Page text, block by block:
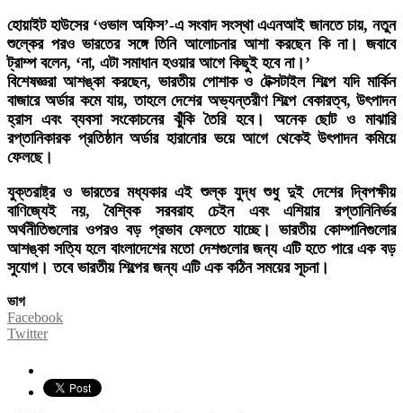
হোয়াইট হাউসের ‘ওভাল অফিস’-এ সংবাদ সংস্থা এএনআই জানতে চায়, নতুন
শুল্কের পরও ভারতের সঙ্গে তিনি আলোচনার আশা করছেন কি না। জবাবে
ট্রাম্প বলেন, ‘না, এটা সমাধান হওয়ার আগে কিছুই হবে না।’
বিশেষজ্ঞরা আশঙ্কা করছেন, ভারতীয় পোশাক ও টেক্সটাইল শিল্পে যদি মার্কিন
বাজারে অর্ডার কমে যায়, তাহলে দেশের অভ্যন্তরীণ শিল্পে বেকারত্ব, উৎপাদন
হ্রাস এবং ব্যবসা সংকোচনের ঝুঁকি তৈরি হবে। অনেক ছোট ও মাঝারি
রপ্তানিকারক প্রতিষ্ঠান অর্ডার হারানোর ভয়ে আগে থেকেই উৎপাদন কমিয়ে
ফেলছে।
যুক্তরাষ্ট্র ও ভারতের মধ্যকার এই শুল্ক যুদ্ধ শুধু দুই দেশের দ্বিপক্ষীয়
বাণিজ্যেই নয়, বৈশ্বিক সরবরাহ চেইন এবং এশিয়ার রপ্তানিনির্ভর
অর্থনীতিগুলোর ওপরও বড় প্রভাব ফেলতে যাচ্ছে। ভারতীয় কোম্পানিগুলোর
আশঙ্কা সত্যি হলে বাংলাদেশের মতো দেশগুলোর জন্য এটি হতে পারে এক বড়
সুযোগ। তবে ভারতীয় শিল্পের জন্য এটি এক কঠিন সময়ের সূচনা।
ভাগ
Facebook
Twitter